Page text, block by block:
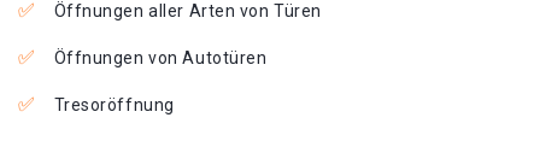
Öffnungen aller Arten von Türen
Öffnungen von Autotüren
Tresoröffnung